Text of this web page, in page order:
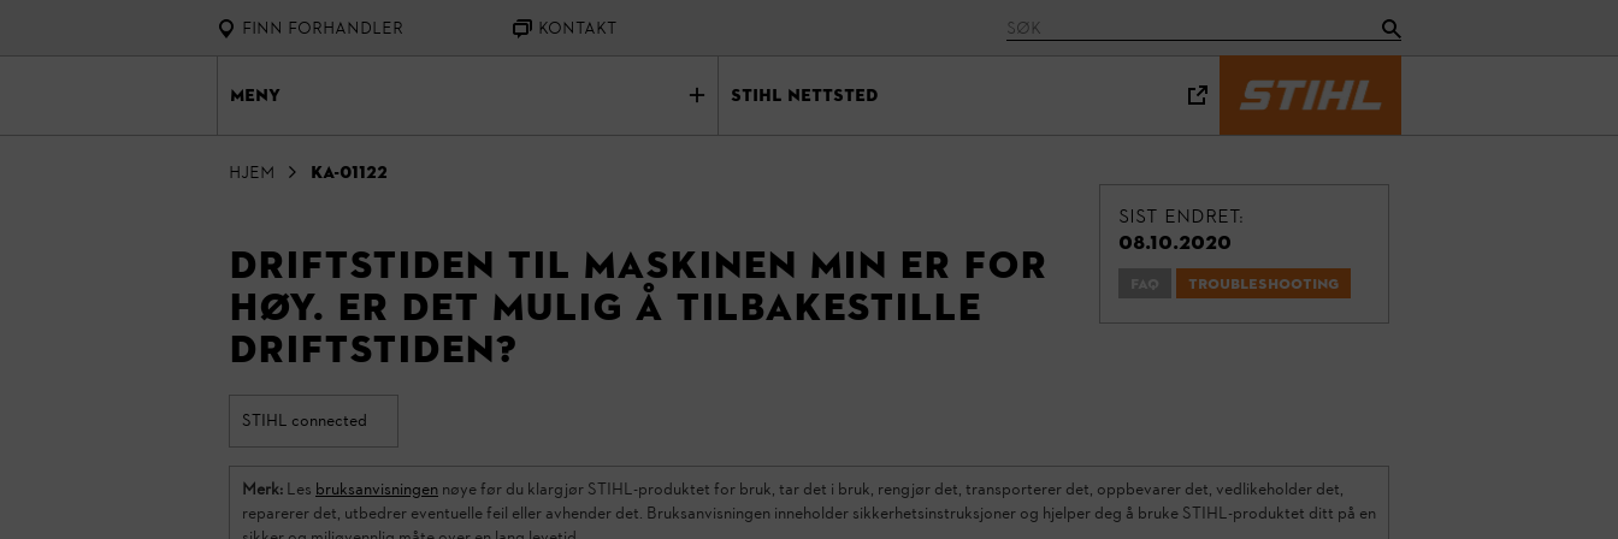
Finn forhandler Kontakt
Meny STIHL Nettsted
Hjem KA-01122
Driftstiden til maskinen min er for
høy. Er det mulig å tilbakestille
driftstiden?
STIHL connected
Sist endret:
08.10.2020
FAQ Troubleshooting
Merk: Les bruksanvisningen nøye før du klargjør STIHL-produktet for bruk, tar det i bruk, rengjør det, transporterer det, oppbevarer det, vedlikeholder det,
reparerer det, utbedrer eventuelle feil eller avhender det. Bruksanvisningen inneholder sikkerhetsinstruksjoner og hjelper deg å bruke STIHL-produktet ditt på en